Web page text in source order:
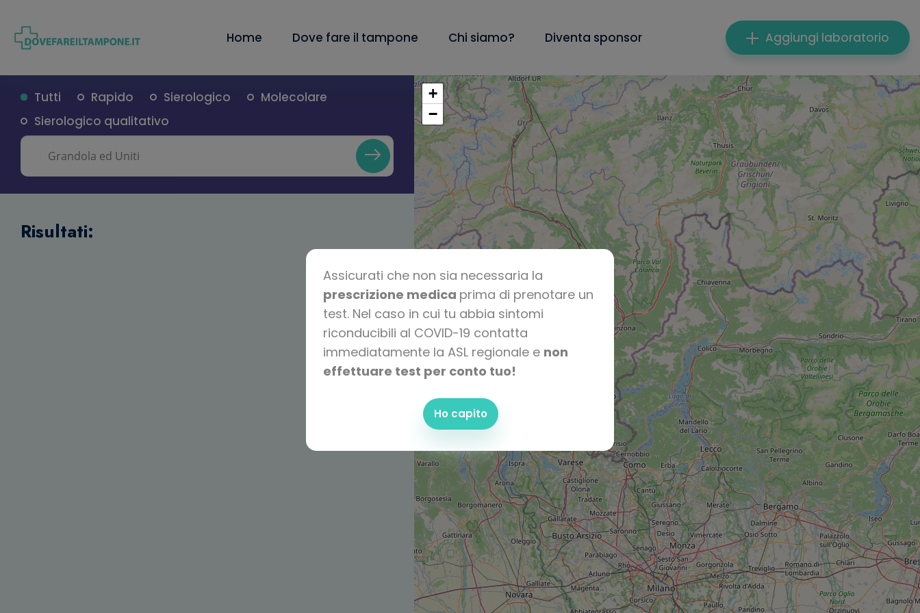
Assicurati che non sia necessaria la
prescrizione medica prima di prenotare un
test. Nel caso in cui tu abbia sintomi
riconducibili al COVID-19 contatta
immediatamente la ASL regionale e non
effettuare test per conto tuo!
Ho capito
Home Dove fare il tampone Chi siamo? Diventa sponsor Aggiungi laboratorio
Tutti Rapido Sierologico
Molecolare
Sierologico qualitativo
Risultati:
+
−